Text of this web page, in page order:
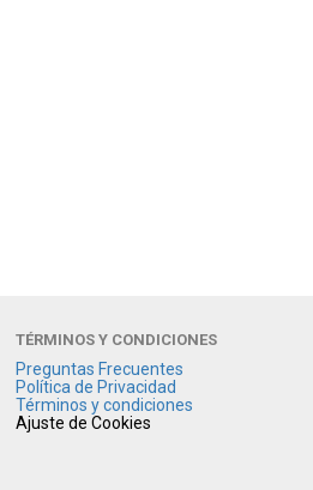
TÉRMINOS Y CONDICIONES
Preguntas Frecuentes
Política de Privacidad
Términos y condiciones
Ajuste de Cookies